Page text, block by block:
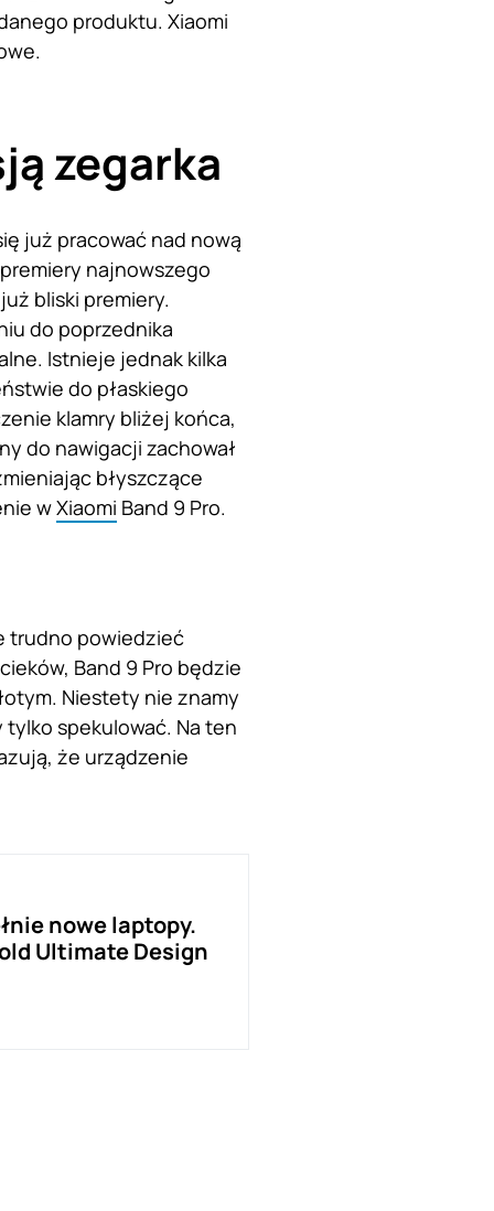
produktu. Xiaomi
zegarka
już pracować nad nową
najnowszego
bliski premiery.
do poprzednika
Istnieje jednak kilka
do płaskiego
klamry bliżej końca,
do nawigacji zachował
błyszczące
wXiaomi Band 9 Pro.
trudno powiedzieć
Band 9 Pro będzie
Niestety nie znamy
spekulować. Na ten
że urządzenie
nowe laptopy.
Ultimate Design